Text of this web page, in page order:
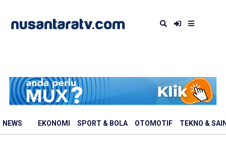
NEWS EKONOMI SPORT & BOLA OTOMOTIF TEKNO &